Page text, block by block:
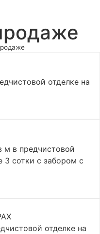
отделке на
м в предчистовой
3 сотки с забором с
отделке на